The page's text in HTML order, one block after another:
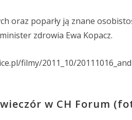
oraz poparły ją znane
zdrowia Ewa Kopacz.
filmy/2011_10/
w CH Forum